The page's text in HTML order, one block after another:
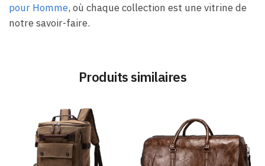
pour Homme, où chaque collection est une vitrine de
notre savoir-faire.
Produits similaires